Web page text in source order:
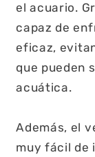
el acuario.
capaz de
eficaz,
que pueden
acuática.
Además, el
muy fácil de